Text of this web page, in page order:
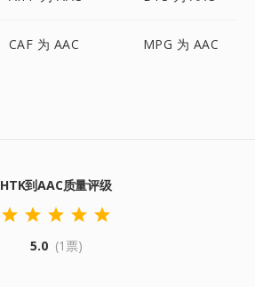
CAF 为 AAC MPG 为 AAC
HTK到AAC质量评级
5.0 (1票)